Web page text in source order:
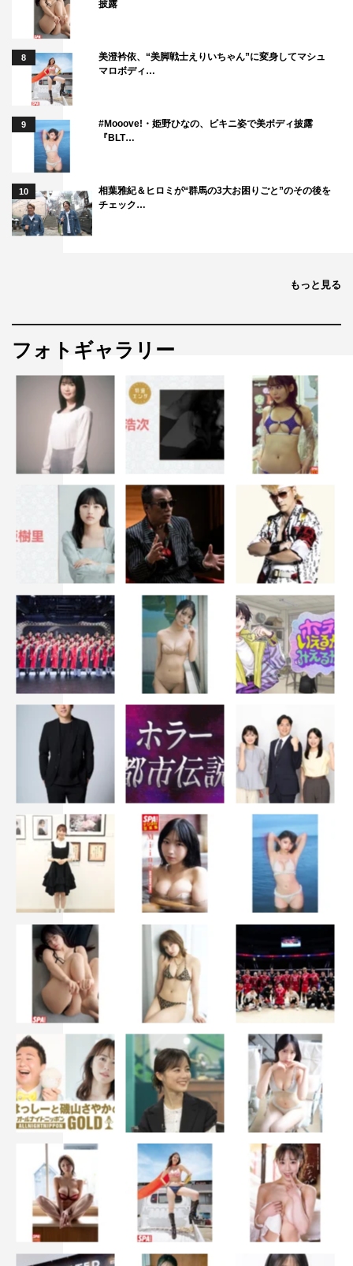
「ジャニーズ・アイランド」は、東京・帝国劇場で1月27
日（月）まで上演される。
7 MEN 侍 HiHi Jets
King & Prince
披露
8
美澄衿依、“美脚戦士えりいちゃん”に変身してマシュ
マロボディ…
9
#Mooove!・姫野ひなの、ビキニ姿で美ボディ披露
『BLT…
10
相葉雅紀＆ヒロミが“群馬の3大お困りごと”のその後を
チェック…
もっと見る
フォトギャラリー